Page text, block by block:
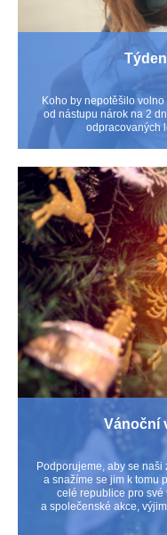
Koho by nepotěšilo
od nástupu nárok na 2
odpracovaných
Vánoční
Podporujeme, aby se
a snažíme se jim k tomu
celé republice pro
a společenské akce,